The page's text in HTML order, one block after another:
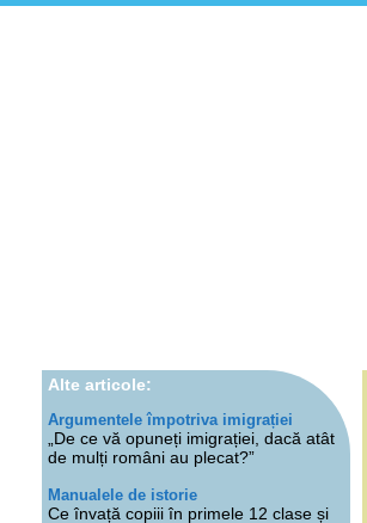
Alte articole:
Argumentele împotriva imigrației
„De ce vă opuneți imigrației, dacă atât
de mulți români au plecat?”
Manualele de istorie
Ce învață copiii în primele 12 clase și